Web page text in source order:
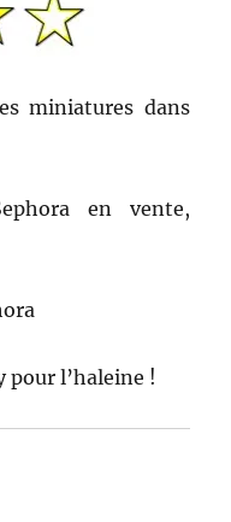
miniatures dans
en vente,
pour l’haleine !